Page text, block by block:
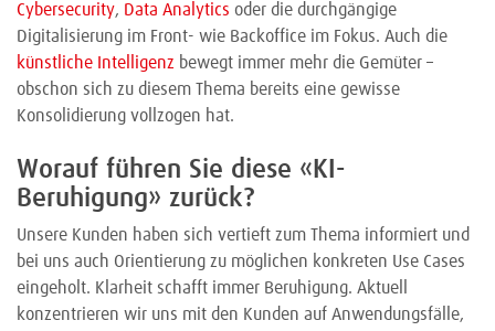
Cybersecurity, Data Analytics oder die durchgängige
Digitalisierung im Front- wie Backoffice im Fokus. Auch die
künstliche Intelligenz bewegt immer mehr die Gemüter –
obschon sich zu diesem Thema bereits eine gewisse
Konsolidierung vollzogen hat.
Worauf führen Sie diese «KI-
Beruhigung» zurück?
Unsere Kunden haben sich vertieft zum Thema informiert und
bei uns auch Orientierung zu möglichen konkreten Use Cases
eingeholt. Klarheit schafft immer Beruhigung. Aktuell
konzentrieren wir uns mit den Kunden auf Anwendungsfälle,